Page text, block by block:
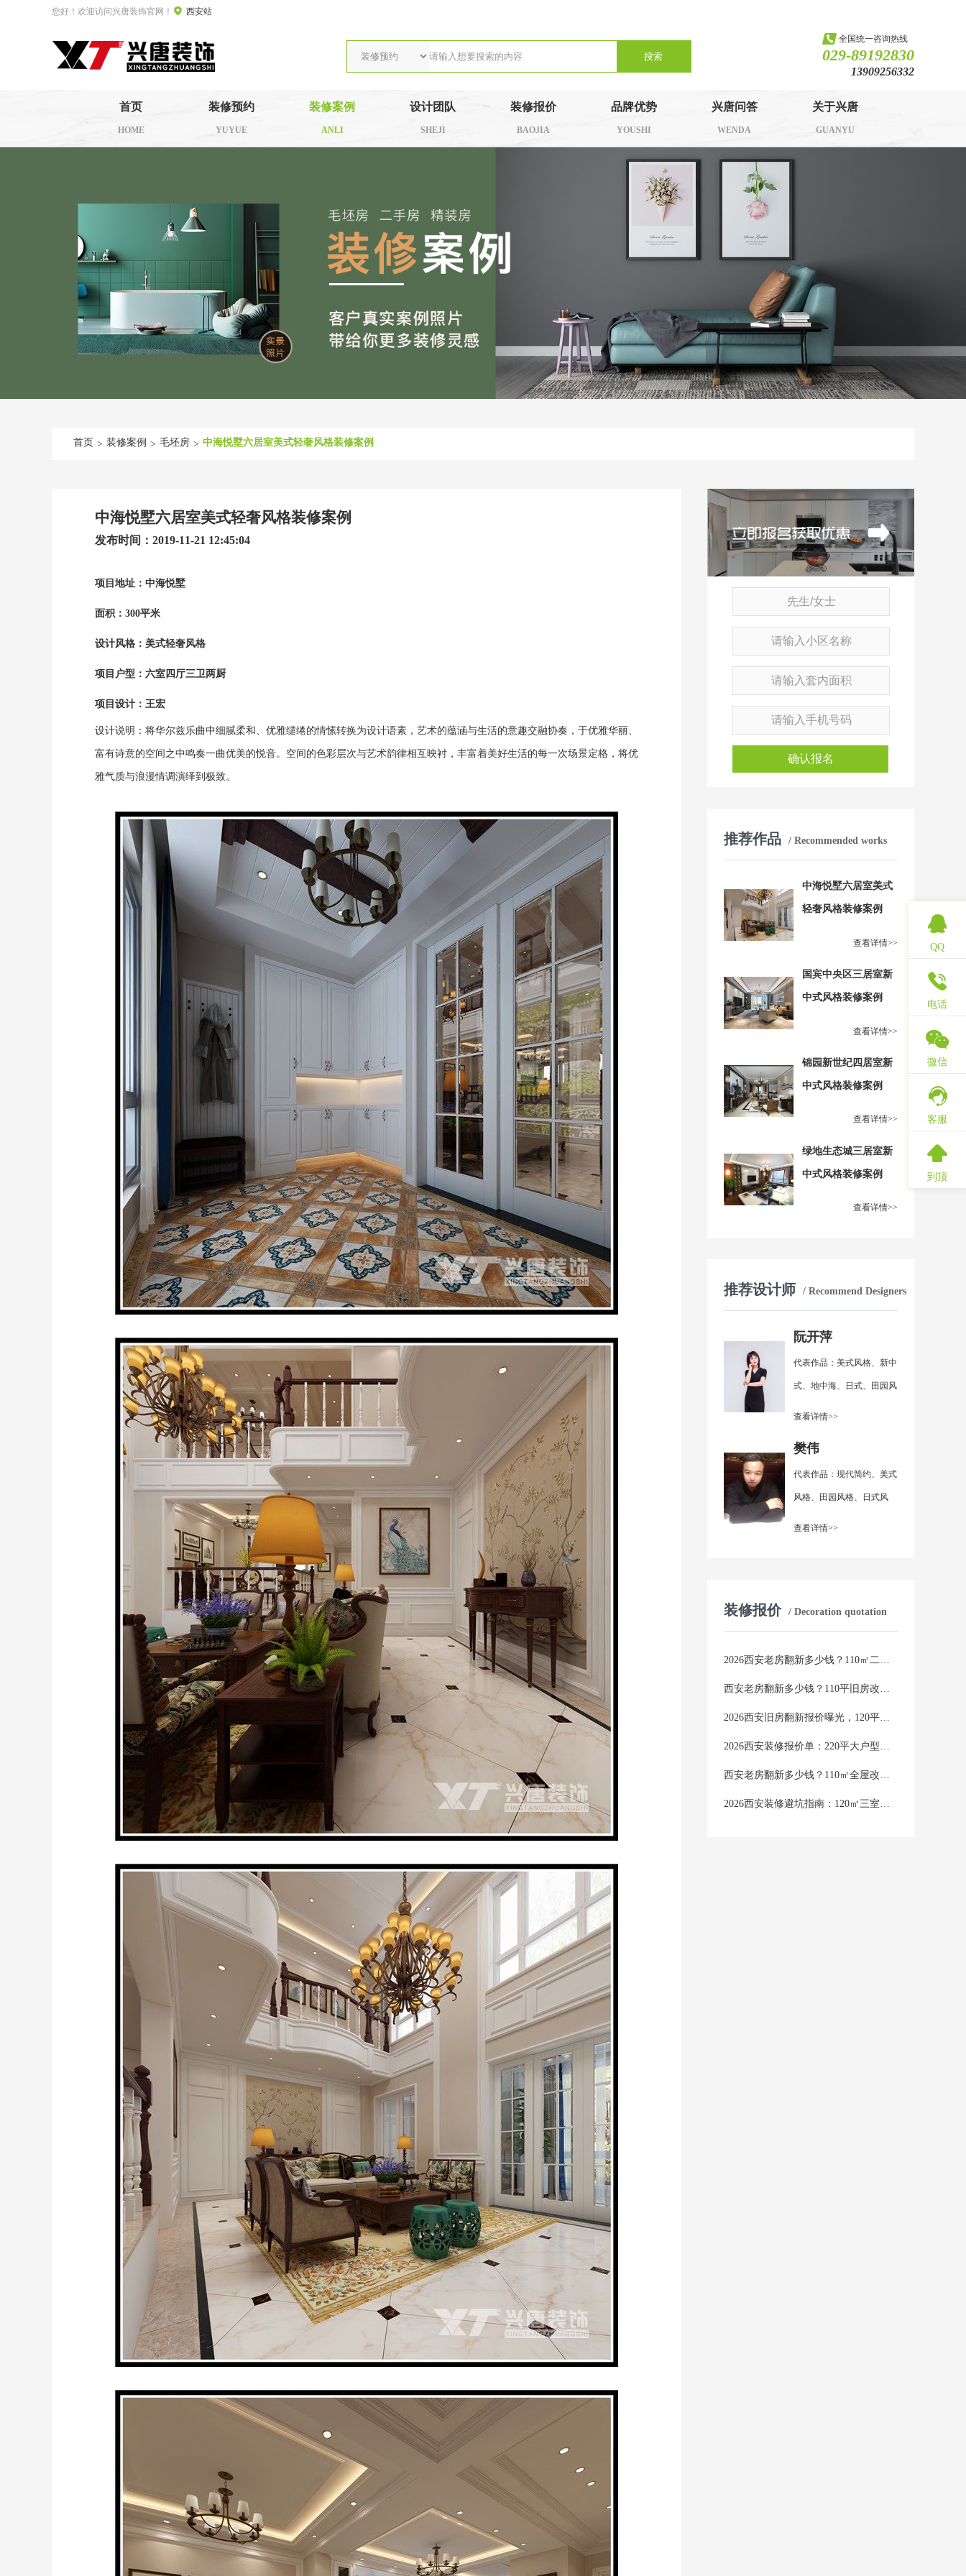
您好！欢迎访问兴唐装饰官网！ 西安站
搜索
全国统一咨询热线
029-89192830
13909256332
首页
HOME
装修预约
YUYUE
装修案例
ANLI
设计团队
SHEJI
装修报价
BAOJIA
品牌优势
YOUSHI
兴唐问答
WENDA
关于兴唐
GUANYU
首页 > 装修案例 > 毛坯房 > 中海悦墅六居室美式轻奢风格装修案例
中海悦墅六居室美式轻奢风格装修案例
发布时间：2019-11-21 12:45:04
项目地址：中海悦墅
面积：300平米
设计风格：美式轻奢风格
项目户型：六室四厅三卫两厨
项目设计：王宏
设计说明：将华尔兹乐曲中细腻柔和、优雅缱绻的情愫转换为设计语素，艺术的蕴涵与生活的意趣交融协奏，于优雅华丽、
富有诗意的空间之中鸣奏一曲优美的悦音。空间的色彩层次与艺术韵律相互映衬，丰富着美好生活的每一次场景定格，将优
雅气质与浪漫情调演绎到极致。
确认报名
推荐作品 / Recommended works
中海悦墅六居室美式
轻奢风格装修案例
查看详情>>
国宾中央区三居室新
中式风格装修案例
查看详情>>
锦园新世纪四居室新
中式风格装修案例
查看详情>>
绿地生态城三居室新
中式风格装修案例
查看详情>>
推荐设计师 / Recommend Designers
阮开萍
代表作品：美式风格、新中
式、地中海、日式、田园风
查看详情>>
樊伟
代表作品：现代简约、美式
风格、田园风格、日式风
查看详情>>
装修报价 / Decoration quotation
QQ
电话
微信
客服
到顶